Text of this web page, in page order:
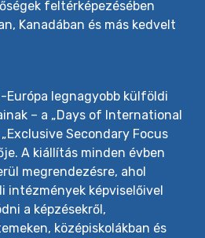
feltérképezésében
Kanadában és más kedvelt
Európa legnagyobb külföldi
– a „Days of International
Secondary Focus
A kiállítás minden évben
megrendezésre, ahol
intézmények képviselőivel
a képzésekről,
középiskolákban és